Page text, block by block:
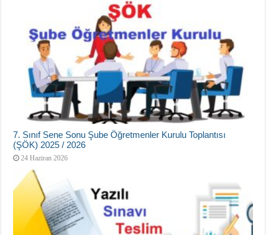
7. Sınıf Sene Sonu Şube Öğretmenler Kurulu Toplantısı
(ŞÖK) 2025 / 2026
24 Haziran 2026